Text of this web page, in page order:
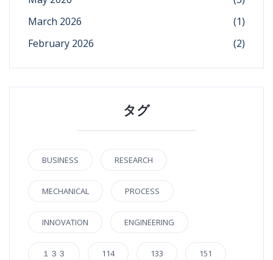
March 2026
(1)
February 2026
(2)
タグ
BUSINESS RESEARCH
MECHANICAL PROCESS
INNOVATION ENGINEERING
１３３ 114 133 151